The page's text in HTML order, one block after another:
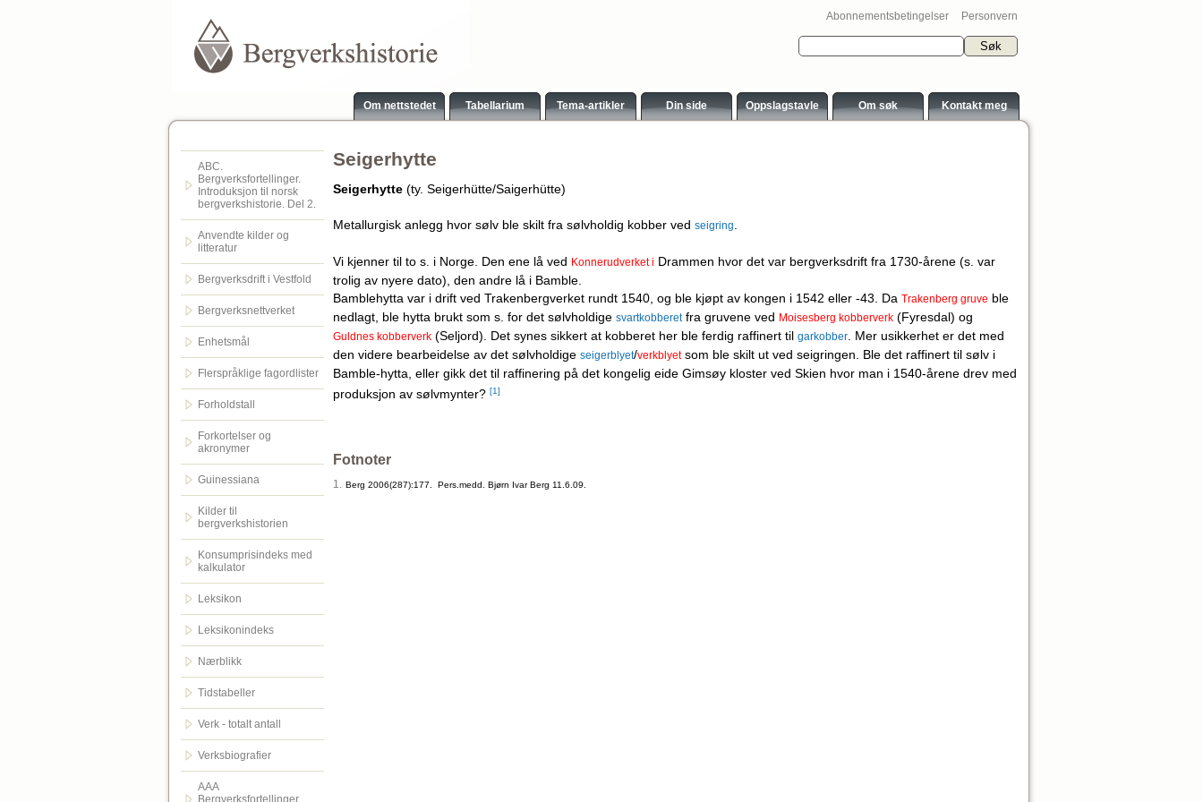
Abonnementsbetingelser Personvern
Om nettstedet Tabellarium Tema-artikler Din side Oppslagstavle Om søk Kontakt meg
ABC.
Bergverksfortellinger.
Introduksjon til norsk
bergverkshistorie. Del 2.
Anvendte kilder og
litteratur
Bergverksdrift i Vestfold
Bergverksnettverket
Enhetsmål
Flerspråklige fagordlister
Forholdstall
Forkortelser og
akronymer
Guinessiana
Kilder til
bergverkshistorien
Konsumprisindeks med
kalkulator
Leksikon
Leksikonindeks
Nærblikk
Tidstabeller
Verk - totalt antall
Verksbiografier
AAA
Bergverksfortellinger.
Seigerhytte
Seigerhytte (ty. Seigerhütte/Saigerhütte)
Metallurgisk anlegg hvor sølv ble skilt fra sølvholdig kobber ved seigring
Vi kjenner til to s. i Norge. Den ene lå ved Konnerudverket i Drammen hvor det var bergverksdrift fra 1730-årene (s. var
trolig av nyere dato), den andre lå i Bamble.
Bamblehytta var i drift ved Trakenbergverket rundt 1540, og ble kjøpt av kongen i 1542 eller -43. Da Trakenberg gruve ble
nedlagt, ble hytta brukt som s. for det sølvholdige svartkobberetfra gruvene ved Moisesberg kobberverk (Fyresdal) og
Guldnes kobberverk (Seljord). Det synes sikkert at kobberet her ble ferdig raffinert til garkobber . Mer usikkerhet er det med
den videre bearbeidelse av det sølvholdige seigerblyet/verkblyetsom ble skilt ut ved seigringen. Ble det raffinert til sølv i
Bamble-hytta, eller gikk det til raffinering på det kongelig eide Gimsøy kloster ved Skien hvor man i 1540-årene drev med
produksjon av sølvmynter? [1]
Fotnoter
1. Berg 2006(287):177. Pers.medd. Bjørn Ivar Berg 11.6.09.